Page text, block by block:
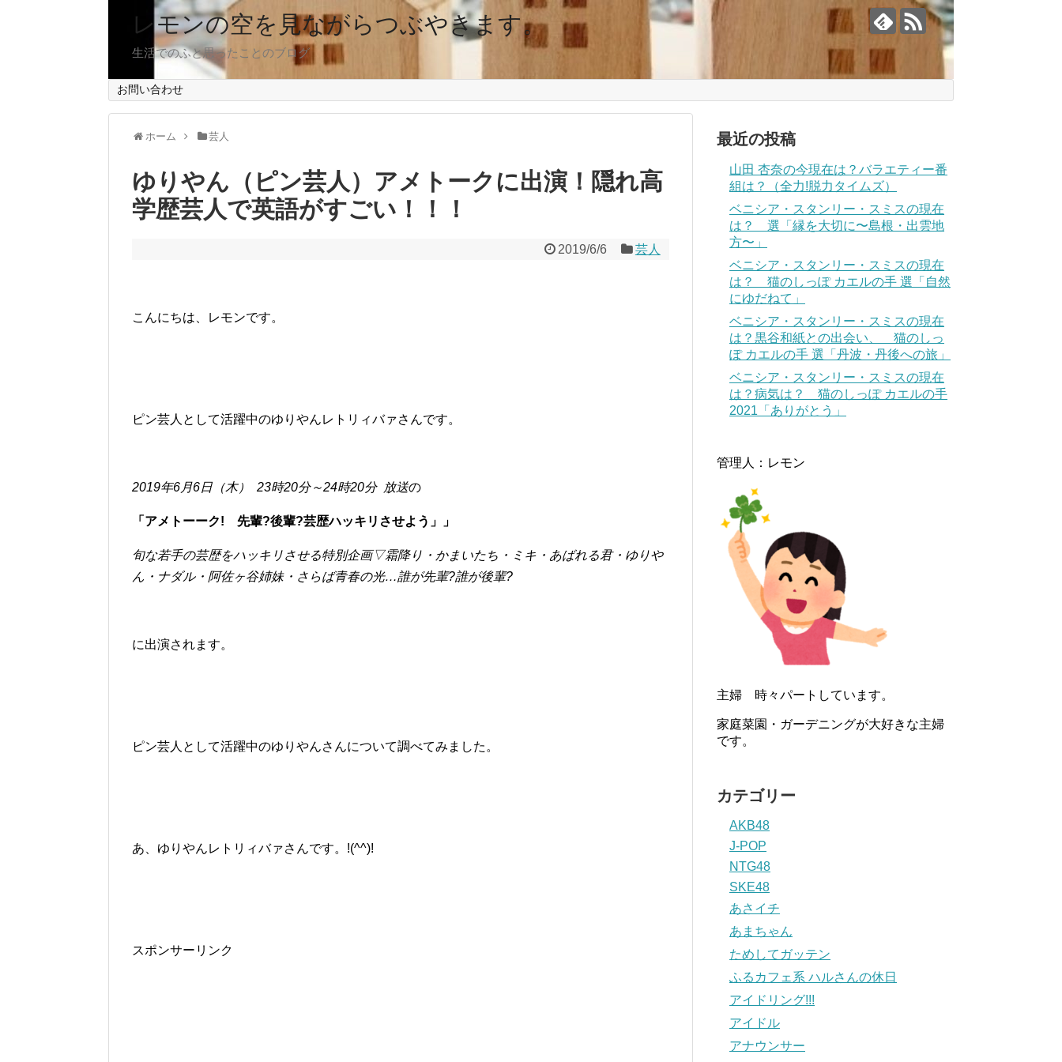
レモンの空を見ながらつぶやきます。
生活でのふと思ったことのブログ
お問い合わせ
ホーム 芸人
ゆりやん（ピン芸人）アメトークに出演！隠れ高
学歴芸人で英語がすごい！！！
2019/6/6 芸人
こんにちは、レモンです。
ピン芸人として活躍中のゆりやんレトリィバァさんです。
2019年6月6日（木） 23時20分～24時20分 放送の
「 アメトーーク! 先輩?後輩?芸歴ハッキリさせよう 」 」
旬な若手の芸歴をハッキリさせる特別企画▽霜降り・かまいたち・ミキ・あばれる君・ゆりや
ん・ナダル・阿佐ヶ谷姉妹・さらば青春の光…誰が先輩?誰が後輩?
に出演されます。
ピン芸人として活躍中のゆりやんさんについて調べてみました。
あ、ゆりやんレトリィバァさんです。!(^^)!
スポンサーリンク
最近の投稿
山田 杏奈の今現在は？バラエティー番
組は？（全力!脱力タイムズ）
ベニシア・スタンリー・スミスの現在
は？ 選「縁を大切に〜島根・出雲地
方〜」
ベニシア・スタンリー・スミスの現在
は？ 猫のしっぽ カエルの手 選「自然
にゆだねて」
ベニシア・スタンリー・スミスの現在
は？黒谷和紙との出会い、 猫のしっ
ぽ カエルの手 選「丹波・丹後への旅」
ベニシア・スタンリー・スミスの現在
は？病気は？ 猫のしっぽ カエルの手
2021「ありがとう」
管理人：レモン
主婦 時々パートしています。
家庭菜園・ガーデニングが大好きな主婦
です。
カテゴリー
AKB48
J-POP
NTG48
SKE48
あさイチ
あまちゃん
ためしてガッテン
ふるカフェ系 ハルさんの休日
アイドリング!!!
アイドル
アナウンサー